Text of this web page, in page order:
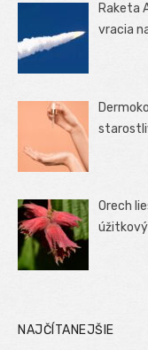
Raketa
vracia
Orech
NAJČÍTANEJŠIE